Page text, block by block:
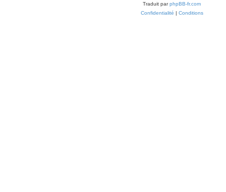
Traduit parphpBB-fr.com
Confidentialité | Conditions